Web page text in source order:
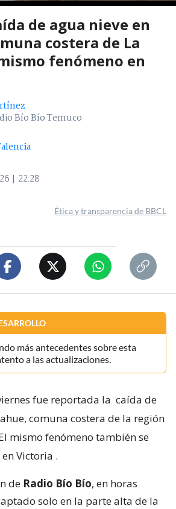
de agua nieve en
costera de La
fenómeno en
Bío Bío Temuco
| 22:28
Ética y transparencia de BBCL
más antecedentes sobre esta
a las actualizaciones.
fue reportada la caída de
comuna costera de la región
mismo fenómeno también se
Victoria .
de Radio Bío Bío, en horas
solo en la parte alta de la